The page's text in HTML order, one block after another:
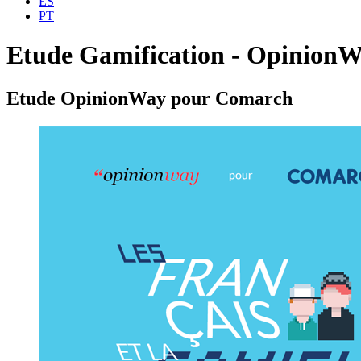
PT
Etude Gamification -
Etude OpinionWay pour Comarch